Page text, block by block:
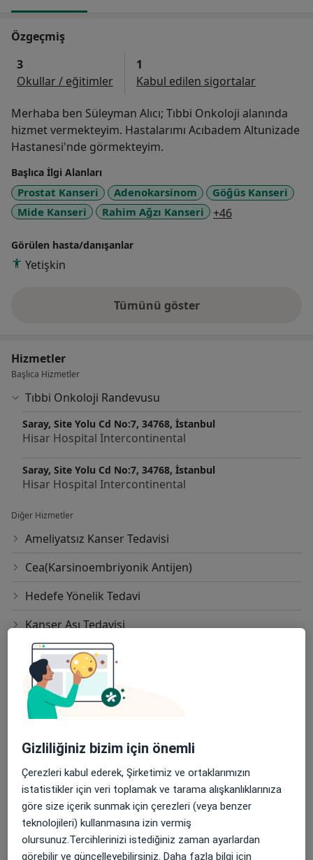
Özgeçmiş
3
Okullar / eğitimler
1
Kabul edilen sigortalar
Merhaba ben Süleyman Alıcı; Tıbbi Onkoloji alanında
hizmet vermekteyim. Hastalarımı Acıbadem Altunizade
Hastanesi'nde görmekteyim.
Başlıca İlgi Alanları
Prostat Kanseri Adenokarsinom
Göğüs Kanseri
Mide Kanseri
Rahim Ağzı Kanseri +46
Görülen hasta/danışanlar
Yetişkin
Tümünü gösterdeneyim hakkında
Hizmetler
Başlıca Hizmetler
Tıbbi Onkoloji Randevusu
Saray, Site Yolu Cd No:7, 34768, İstanbul
Hisar Hospital Intercontinental
Saray, Site Yolu Cd No:7, 34768, İstanbul
Hisar Hospital Intercontinental
Diğer Hizmetler
Ameliyatsız Kanser Tedavisi
Cea(Karsinoembriyonik Antijen)
Hedefe Yönelik Tedavi
Kanser Aşı Tedavisi
Kanser Tedavisi
Kanser Tedavisi Sonrası Takip
Kanser Tedavisinde Akıllı İlaç Tedavisi
Kanser Tedavisinde Antikor Tedavisi
Kanser Tedavisinde Hormon İlaç Tedavisi
Kanserde Bağışıklık Sistemi Tedavisi
Kemoterapi Sırasında Beslenme
Randevu
Gizliliğiniz bizim için önemli
Çerezleri kabul ederek, Şirketimiz ve ortaklarımızın
istatistikler için veri toplamak ve tarama alışkanlıklarınıza
göre size içerik sunmak için çerezleri (veya benzer
teknolojileri) kullanmasına izin vermiş
olursunuz.Tercihlerinizi istediğiniz zaman ayarlardan
görebilir ve güncelleyebilirsiniz. Daha fazla bilgi için